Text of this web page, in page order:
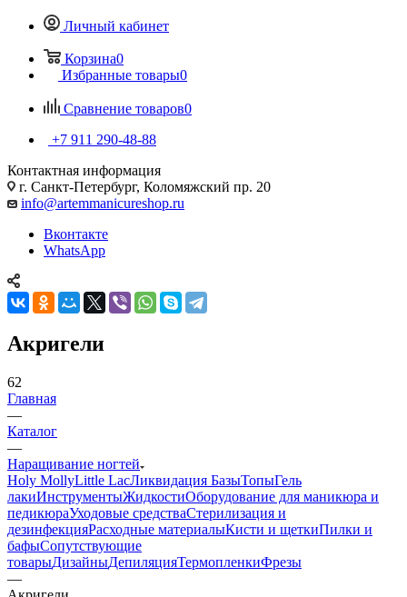
Личный кабинет
Корзина0
Избранные товары0
Сравнение товаров0
+7 911 290-48-88
Контактная информация
г. Санкт-Петербург, Коломяжский пр. 20
info@artemmanicureshop.ru
Вконтакте
WhatsApp
Акригели
62
Главная
—
Каталог
—
Наращивание ногтей
Holy MollyLittle LacЛиквидация БазыТопыГель
лакиИнструментыЖидкостиОборудование для маникюра и
педикюраУходовые средстваСтерилизация и
дезинфекцияРасходные материалыКисти и щеткиПилки и
бафыСопутствующие
товарыДизайныДепиляцияТермопленкиФрезы
—